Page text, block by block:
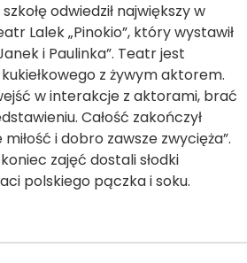
odwiedził największy w
Lalek „Pinokio”, który wystawił
i Paulinka”. Teatr jest
z żywym aktorem.
w interakcje z aktorami, brać
Całość zakończył
miłość i dobro zawsze zwycięża”.
zajęć dostali słodki
polskiego pączka i soku.